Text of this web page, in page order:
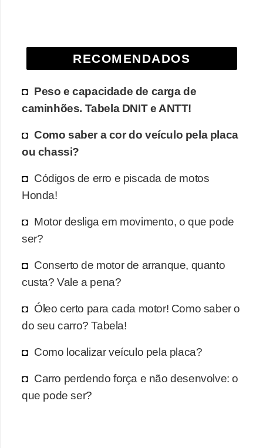
RECOMENDADOS
Peso e capacidade de carga de
caminhões. Tabela DNIT e ANTT!
Como saber a cor do veículo pela placa
ou chassi?
Códigos de erro e piscada de motos
Honda!
Motor desliga em movimento, o que pode
ser?
Conserto de motor de arranque, quanto
custa? Vale a pena?
Óleo certo para cada motor! Como saber o
do seu carro? Tabela!
Como localizar veículo pela placa?
Carro perdendo força e não desenvolve: o
que pode ser?
o
m
p
r
r
a
r
i
c
i
n
á